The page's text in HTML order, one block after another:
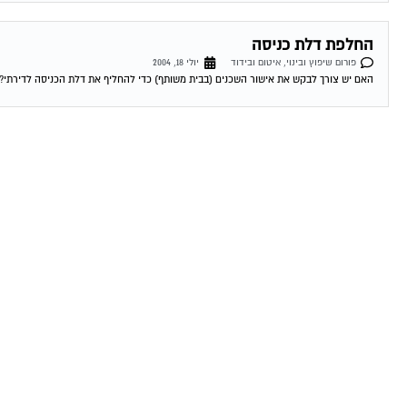
החלפת דלת כניסה
פורום שיפוץ ובינוי, איטום ובידוד
יולי 18, 2004
האם יש צורך לבקש את אישור השכנים (בבית משותף) כדי להחליף את דלת הכניסה לדירתי? 19-07-2004 17:39:00 דרור מגל למה אתה חושב שאתה צריך